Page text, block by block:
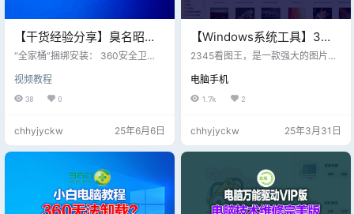
【干货经验分享】臭名昭著
的360，很多人都不知道什
无法卸载干净
“全家桶”捆绑安装： 360安全卫
强制或诱导安装，并捆绑推广其他3
60系软件（如360压缩、360杀毒
等），导致电脑性能下降。 广告的
鸟桌面等常被指弹窗广告过多，影
响用户体验。 版本的选择： 360是
府、企业领域有较高占有率； 然而
作为普通用户，一款免费的个人版3
60是有高代价区别的！中过招没？
视频教程
38 0
chhyjyckw 25年6月6日
【Windows系统工具】3月
31日最新版2345 看图王去
v1，片尾附软件下载
2345看图王，是一款强大的图片浏
片格式的浏览，管理，并对其进行
编辑。 支持文件夹内的图片翻页、
缩放、打印。 独家支持GIF等多帧图
看与幻灯片查看。 提供缩略图预
览：可一次性预览当前目录下所有
安装软件时捆绑一些垃圾软件非常
尴尬！本期分享的是一款去广告、
精简好用的最新版本！ 此版特点：
吉观专版，去除所有个…
电脑手机
1.7k 2
chhyjyckw 25年3月31日